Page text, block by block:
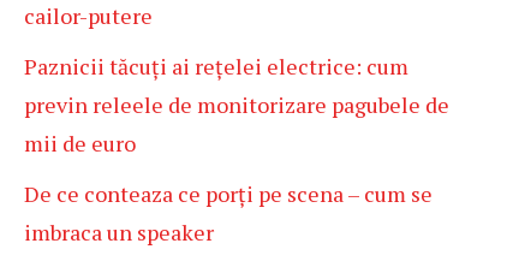
cailor-putere
Paznicii tăcuți ai rețelei electrice: cum
previn releele de monitorizare pagubele de
mii de euro
De ce conteaza ce porți pe scena – cum se
imbraca un speaker